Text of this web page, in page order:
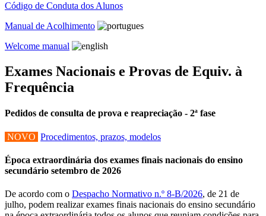
Código de Conduta dos Alunos
Manual de Acolhimento
Welcome manual
Exames Nacionais e Provas de Equiv. à
Frequência
Pedidos de consulta de prova e reapreciação - 2ª fase
NOVO Procedimentos, prazos, modelos
Época extraordinária dos exames finais nacionais do ensino
secundário setembro de 2026
De acordo com o Despacho Normativo n.º 8-B/2026, de 21 de
julho, podem realizar exames finais nacionais do ensino secundário